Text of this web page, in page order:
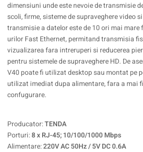
dimensiuni unde este nevoie de transmisie
scoli, firme, sisteme de supraveghere video
transmisie a datelor este de 10 ori mai mare
urilor Fast Ethernet, permitand transmisia
vizualizarea fara intreruperi si reducerea
pentru sistemele de supraveghere HD. De
V40 poate fi utilizat desktop sau montat pe
utilizat imediat dupa alimentare, fara a mai
confugurare.
Producator:TENDA
Porturi:8 x RJ-45; 10/100/1000 Mbps
Alimentare:220V AC 50Hz / 5V DC 0.6A